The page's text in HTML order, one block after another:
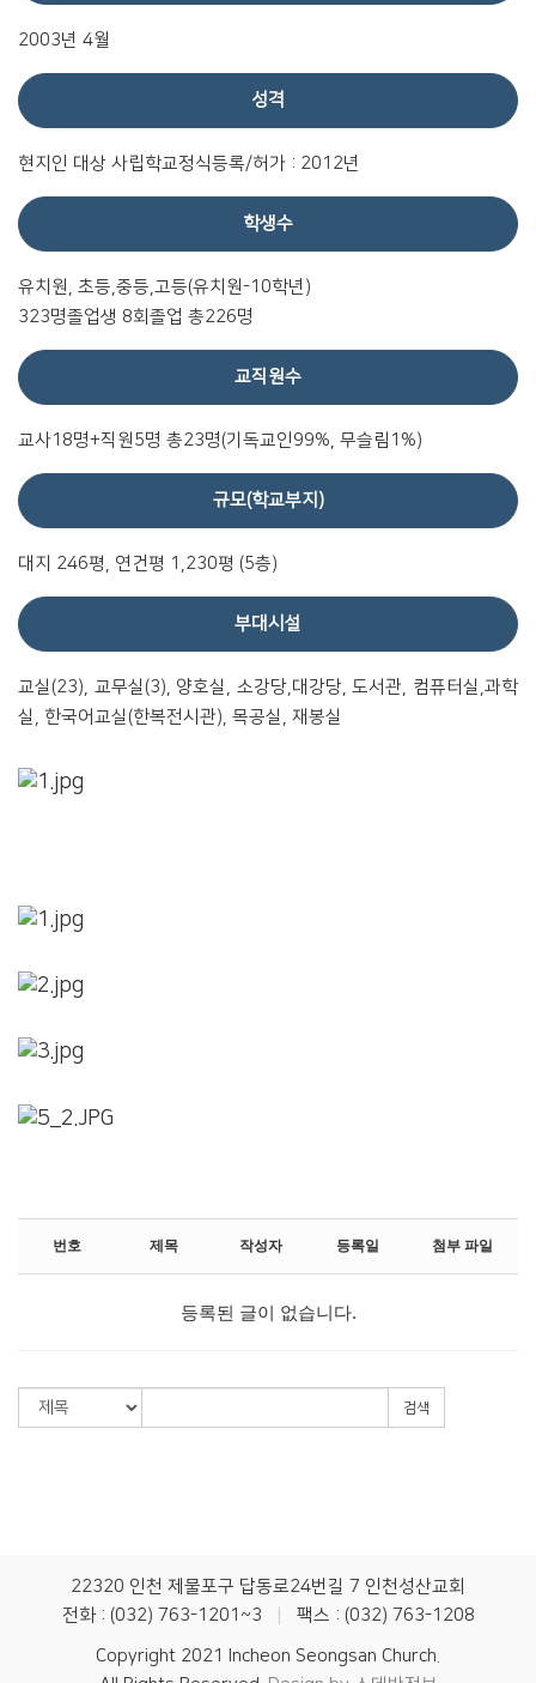
2003년 4월
성격
현지인 대상 사립학교정식등록/허가 : 2012년
학생수
유치원, 초등,중등,고등(유치원-10학년)
323명졸업생 8회졸업 총226명
교직원수
교사18명+직원5명 총23명(기독교인99%, 무슬림1%)
규모(학교부지)
대지 246평, 연건평 1,230평 (5층)
부대시설
교실(23), 교무실(3), 양호실, 소강당,대강당, 도서관,
컴퓨터실,과학
실, 한국어교실(한복전시관), 목공실, 재봉실
번호 제목 작성자 등록일 첨부 파일
등록된 글이 없습니다.
검색
22320 인천 제물포구 답동로24번길 7 인천성산교회
전화 : (032) 763-1201~3
팩스 : (032) 763-1208
Copyright 2021 Incheon Seongsan Church.